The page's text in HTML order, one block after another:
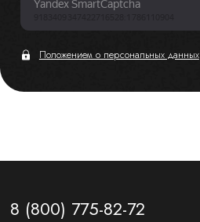
Положением о персональных данных
8 (800) 775-82-72